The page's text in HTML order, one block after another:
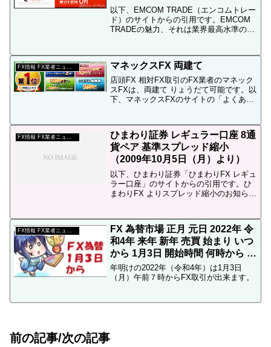
以下、EMCOM TRADE（エンコムトレー
ド）のサイトからの引用です。EMCOM
TRADEの魅力、それは業界最高水準のサ
TRADE」のスプレッド企画が、キャンペ
ーンで...
マネックスFX 両建て
店頭FX 相対FX取引のFX業者のマネック
スFXは、両建て りょうだて可能です。以
下、マネックスFXのサイトの「よくある
つこと)はできますか？更新日：2012年3
月1...
ひまわり証券 レギュラー口座 8通
貨ペア 基準スプレッド縮小
（2009年10月5日（月）より）
以下、ひまわり証券「ひまわりFX レギュ
ラー口座」のサイトからの引用です。ひ
まわりFX よりスプレッド縮小のお知らせ
区、代表取締役 山地一郎、ひまわりホー
ルディング...
FX情報 FX業者ニュース
FX 為替市場 正月 元日 2022年 令
和4年 来年 新年 売買 始まり いつ
から 1月3日 開始時間 何時から 午
前７時
年明けの2022年（令和4年）は1月3日
（月）午前７時からFX取引が出来ます。
前の記事/次の記事